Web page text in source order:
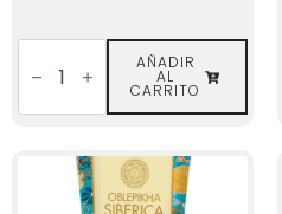
Exfoliante
Détox
para
Cuero
Natura
Siberica
cantidad
AÑADIR
AL
CARRITO